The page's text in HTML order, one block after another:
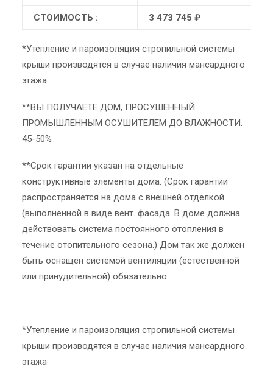
СТОИМОСТЬ : 3 473 745 ₽
*Утепление и пароизоляция стропильной системы
крыши производятся в случае наличия мансардного
этажа
**ВЫ ПОЛУЧАЕТЕ ДОМ, ПРОСУШЕННЫЙ
ПРОМЫШЛЕННЫМ ОСУШИТЕЛЕМ ДО ВЛАЖНОСТИ.
45-50%
**Срок гарантии указан на отдельные
конструктивные элементы дома. (Срок гарантии
распространяется на дома с внешней отделкой
(выполненной в виде вент. фасада. В доме должна
действовать система постоянного отопления в
течение отопительного сезона.) Дом так же должен
быть оснащен системой вентиляции (естественной
или принудительной) обязательно.
*Утепление и пароизоляция стропильной системы
крыши производятся в случае наличия мансардного
этажа